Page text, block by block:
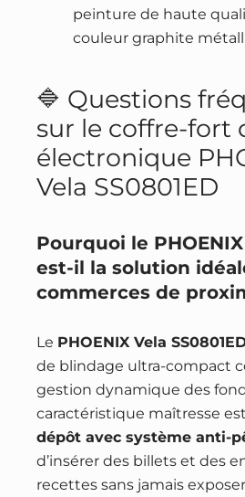
peinture de haute
couleur graphite
🔷 Questions
sur le coffre-fort
électronique
Vela SS0801ED
Pourquoi le PHOENIX
est-il la solution
commerces de
Le PHOENIX Vela
de blindage ultra-compact
gestion dynamique des
caractéristique maîtresse
dépôt avec système anti-
d’insérer des billets et des
recettes sans jamais